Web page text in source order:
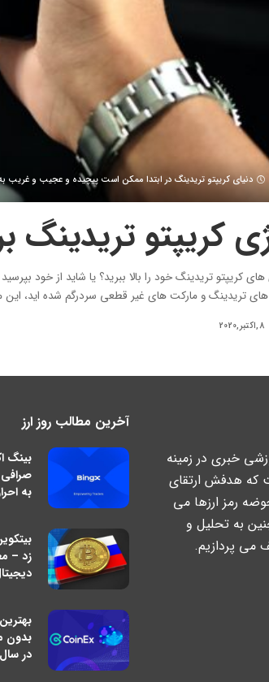
دنیای کریپتو تریدینگ در ابتدا ممکن است پیچیده و عجیب و غریب
کریپتو تریدینگ خود را بالا ببرید؟ یا شاید از خود
های تریدینگ و مارکت های غیر قطعی سردرگم شده اید،
8,اکتبر,2020
خبری در زمینه
که هدفش ارتقای
رمز ارزها می
به تحلیل و
می پردازیم.
آخرین مطالب روز ارز
بینگ
صرافی
به
زد –
دیجیتال 20 درصد
بدون
در سال 2022